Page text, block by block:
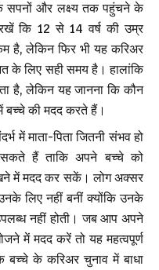
सपनों और लक्ष्य तक पहुंचने के
कि 12 से 14 वर्ष की उम्र
है, लेकिन फिर भी यह करिअर
के लिए सही समय है। हालांकि
है, लेकिन यह जानना कि कौन
बच्चे की मदद करते हैं।
जितनी संभव हो
सकते हैं ताकि अपने बच्चे को
में मदद कर सकें। लोग अक्सर
लिए नहीं बनीं क्योंकि उनके
नहीं होती। जब आप अपने
में मदद करें तो यह महत्वपूर्ण
बच्चे के करिअर चुनाव में बाधा